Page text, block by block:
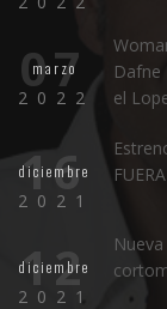
07
marzo
2022
Dafne
el
16
diciembre
2021
12
diciembre
2021